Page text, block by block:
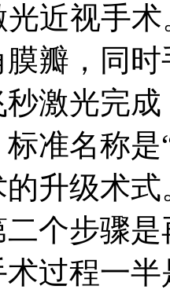
光近视手
瓣，同
秒激光完
名称是“
升级术
个步骤
过程一